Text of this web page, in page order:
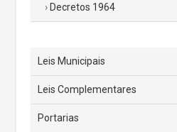
Decretos 1964
Leis Municipais
Leis Complementares
Portarias